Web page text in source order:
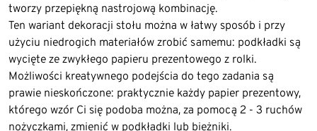
tworzy przepiękną nastrojową kombinację.
Ten wariant dekoracji stołu można w łatwy sposób i przy
użyciu niedrogich materiałów zrobić samemu: podkładki są
wycięte ze zwykłego papieru prezentowego z rolki.
Możliwości kreatywnego podejścia do tego zadania są
prawie nieskończone: praktycznie każdy papier prezentowy,
którego wzór Ci się podoba można, za pomocą 2 - 3 ruchów
nożyczkami, zmienić w podkładki lub bieżniki.